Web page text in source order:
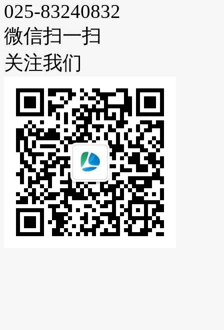
025-83240832
微信扫一扫
关注我们